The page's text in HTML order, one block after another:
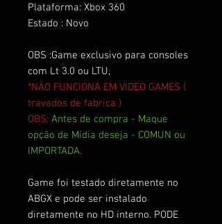
Plataforma: Xbox 360
Estado : Novo
OBS :Game exclusivo para consoles
com Lt 3.0 ou LTU,
*NÃO FUNCIONA EM VIDEO GAMES (
travados de fabrica )
OBS: Antes de compra - Maque
opção de Mídia deseja - COMUN ou
IMPORTADA.
Game foi testado diretamente no
ABGX e pode ser instalado
diretamente no HD interno. PODE